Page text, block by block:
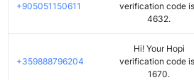
+905051150611
verification code
4632.
+359888796204
Hi! Your Hopi
verification code
1670.